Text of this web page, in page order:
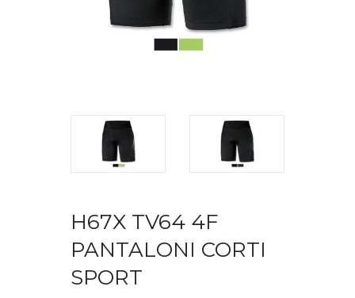
H67X TV64 4F
PANTALONI CORTI
SPORT